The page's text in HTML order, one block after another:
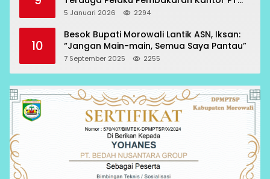
RCP Sesuai Prosedur
5 Januari 2026 2294
10
Besok Bupati Morowali Lantik ASN, Iksan:
“Jangan Main-main, Semua Saya Pantau”
7 September 2025 2255